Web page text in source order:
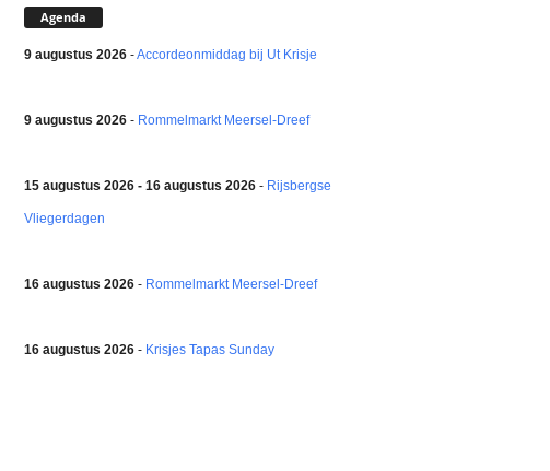
Agenda
9 augustus 2026-Accordeonmiddag bij Ut Krisje
9 augustus 2026- Rommelmarkt Meersel-Dreef
15 augustus 2026 - 16 augustus 2026- Rijsbergse
Vliegerdagen
16 augustus 2026- Rommelmarkt Meersel-Dreef
16 augustus 2026- Krisjes Tapas Sunday